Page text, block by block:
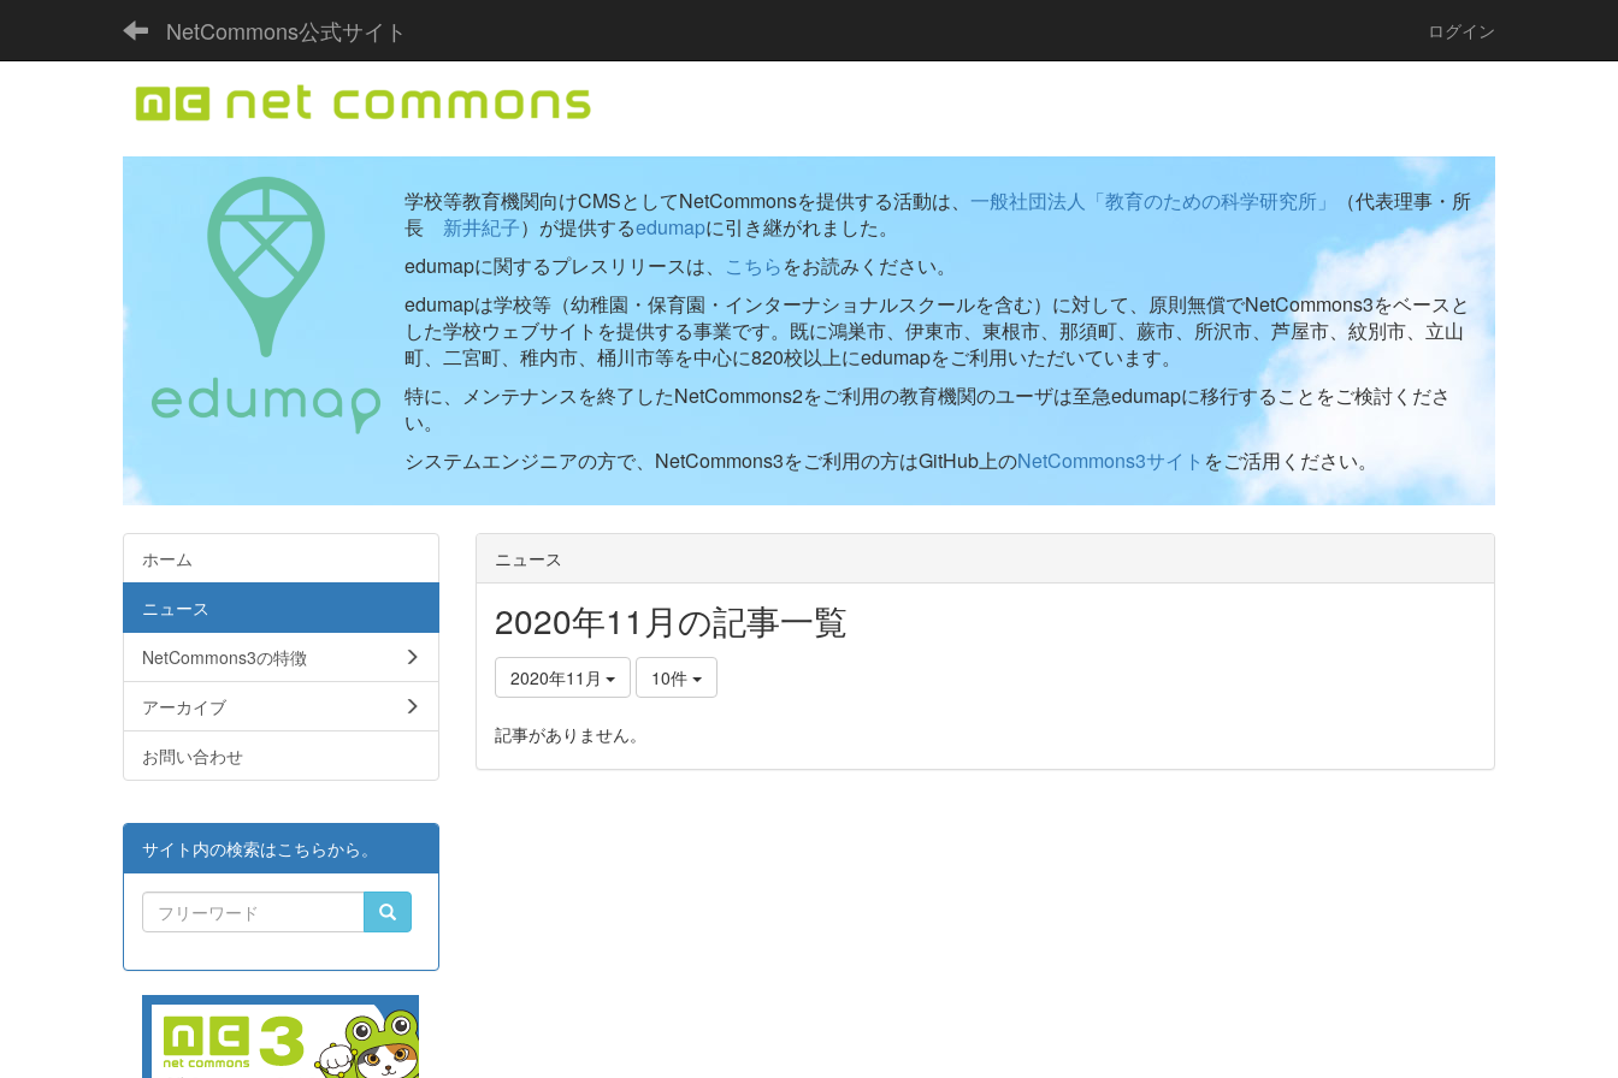
NetCommons公式サイト ログイン
学校等教育機関向けCMSとしてNetCommonsを提供する活動は、 一般社団法人「教育のための科学研究所」
（代表理事・所
長 新井紀子）が提供するedumapに引き継がれました。
edumapに関するプレスリリースは、 こちらをお読みください。
edumapは学校等（幼稚園・保育園・インターナショナルスクールを含む）に対して、原則無償でNetCommons3をベースと
した学校ウェブサイトを提供する事業です。既に鴻巣市、伊東市、東根市、那須町、蕨市、所沢市、芦屋市、紋別市、立山
町、二宮町、稚内市、桶川市等を中心に820校以上にedumapをご利用いただいています。
特に、メンテナンスを終了したNetCommons2をご利用の教育機関のユーザは至急edumapに移行することをご検討くださ
い。
システムエンジニアの方で、NetCommons3をご利用の方はGitHub上のNetCommons3サイト をご活用ください。
ニュース
2020年11月の記事一覧
2020年11月 10件
記事がありません。
ホーム
ニュース
NetCommons3の特徴
アーカイブ
お問い合わせ
サイト内の検索はこちらから。